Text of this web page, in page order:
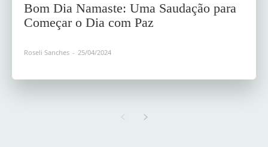
Bom Dia Namaste: Uma Saudação para
Começar o Dia com Paz
Roseli Sanches - 25/04/2024